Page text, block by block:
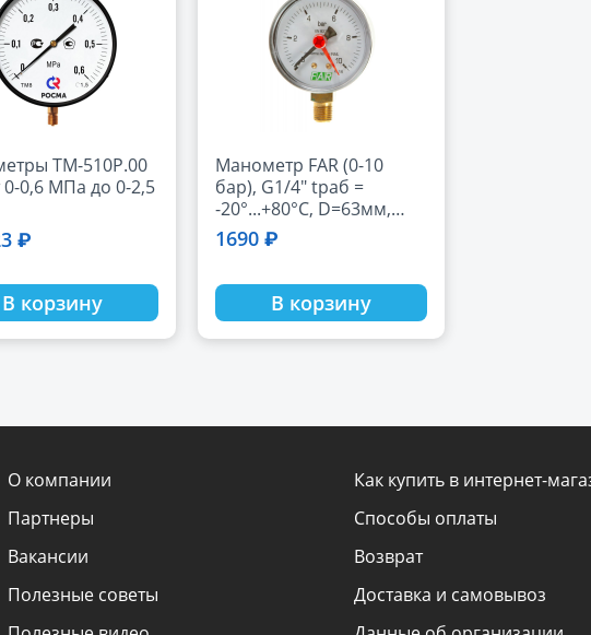
ТМ-510Р.00
0,6 МПа до 0-2,5
₽
В корзину
Манометр FAR (0-10
бар), G1/4" tраб =
-20°...+80°С, D=63мм,
радиальные
1690 ₽
В корзину
О компании
Партнеры
Вакансии
Полезные советы
Как купить в интернет-
Способы оплаты
Возврат
Доставка и самовывоз